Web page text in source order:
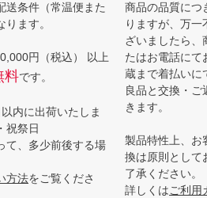
条件（常温便また
ます。
円（税込） 以上
料です。
内に出荷いたしま
祝祭日
て、多少前後する場
方法をご覧くださ
商品の品質につ
りますが、万
ざいましたら、
たはお電話にて
蔵まで着払いに
良品と交換・ご
きます。
製品特性上、お
換は原則として
了承ください。
詳しくはご利用